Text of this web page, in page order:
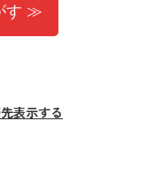
す ≫
表示する